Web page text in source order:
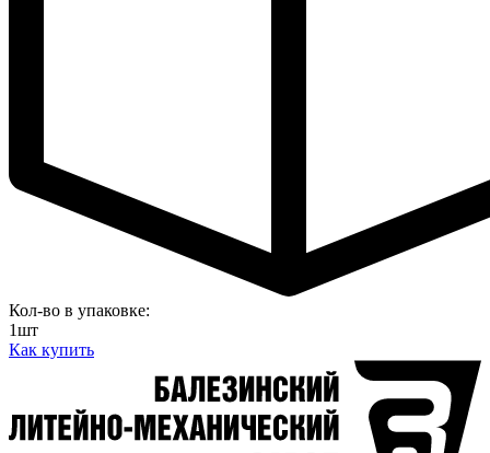
Кол-во в упаковке:
1шт
Как купить